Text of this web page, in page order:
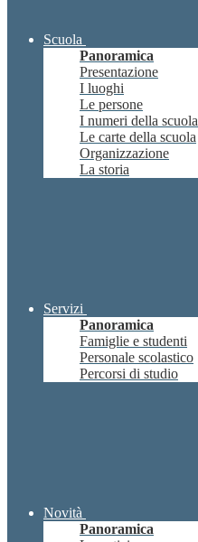
Scuola
Panoramica
Presentazione
I luoghi
Le persone
I numeri della scuola
Le carte della scuola
Organizzazione
La storia
Servizi
Panoramica
Famiglie e studenti
Personale scolastico
Percorsi di studio
Novità
Panoramica